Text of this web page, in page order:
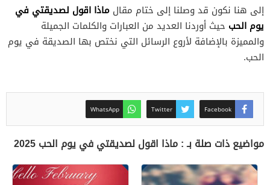
إلى هنا نكون قد وصلنا إلى ختام مقال ماذا اقول لصديقتي في
يوم الحب حيث أوردنا العديد من العبارات والكلمات الجميلة
والمميزة بالإضافة لأروع الرسائل التي نختص بها الصديقة في يوم
الحب.
Facebook
Twitter
WhatsApp
مواضيع ذات صلة بـ : ماذا اقول لصديقتي في يوم الحب 2025